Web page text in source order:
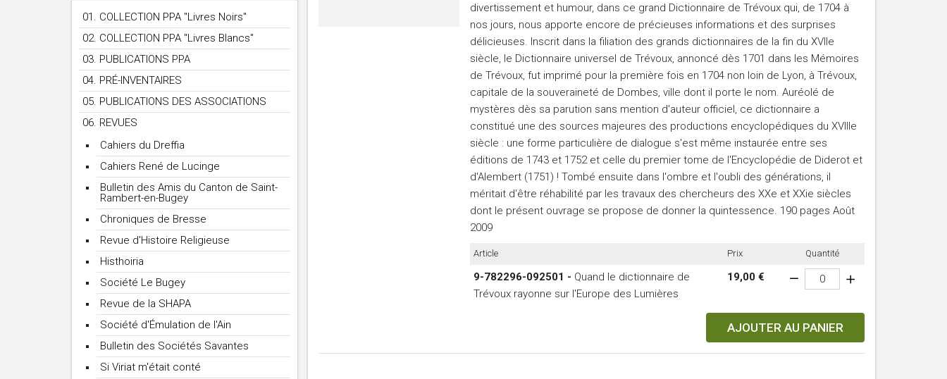
01. COLLECTION PPA "Livres Noirs"
02. COLLECTION PPA "Livres Blancs"
03. PUBLICATIONS PPA
04. PRÉ-INVENTAIRES
05. PUBLICATIONS DES ASSOCIATIONS
06. REVUES
Cahiers du Dreffia
Cahiers René de Lucinge
Bulletin des Amis du Canton de Saint-
Rambert-en-Bugey
Chroniques de Bresse
Revue d'Histoire Religieuse
Histhoiria
Société Le Bugey
Revue de la SHAPA
Société d'Émulation de l'Ain
Bulletin des Sociétés Savantes
Si Viriat m'était conté
divertissement et humour, dans ce grand Dictionnaire de Trévoux qui, de 1704 à
nos jours, nous apporte encore de précieuses informations et des surprises
délicieuses. Inscrit dans la filiation des grands dictionnaires de la fin du XVIIe
siècle, le Dictionnaire universel de Trévoux, annoncé dès 1701 dans les Mémoires
de Trévoux, fut imprimé pour la première fois en 1704 non loin de Lyon, à Trévoux,
capitale de la souveraineté de Dombes, ville dont il porte le nom. Auréolé de
mystères dès sa parution sans mention d'auteur officiel, ce dictionnaire a
constitué une des sources majeures des productions encyclopédiques du XVIIIe
siècle : une forme particulière de dialogue s'est même instaurée entre ses
éditions de 1743 et 1752 et celle du premier tome de l'Encyclopédie de Diderot et
d'Alembert (1751) ! Tombé ensuite dans l'ombre et l'oubli des générations, il
méritait d'être réhabilité par les travaux des chercheurs des XXe et XXie siècles
dont le présent ouvrage se propose de donner la quintessence. 190 pages Août
2009
Article Prix Quantité
9-782296-092501 - Quand le dictionnaire de
Trévoux rayonne sur l'Europe des Lumières
19,00 €
AJOUTER AU PANIER